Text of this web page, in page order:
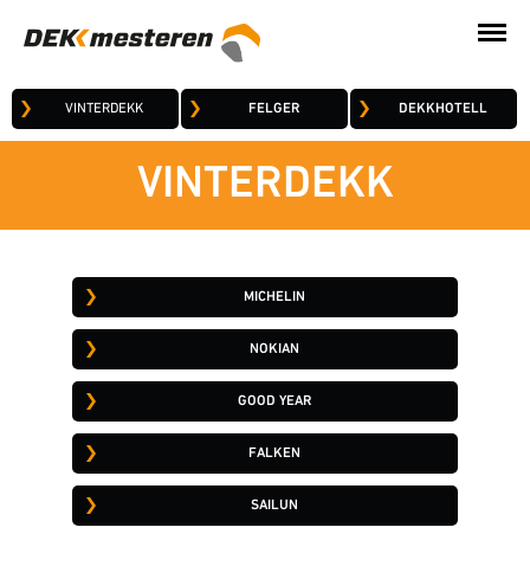
VINTERDEKK FELGER DEKKHOTELL
VINTERDEKK
MICHELIN
NOKIAN
GOOD YEAR
FALKEN
SAILUN